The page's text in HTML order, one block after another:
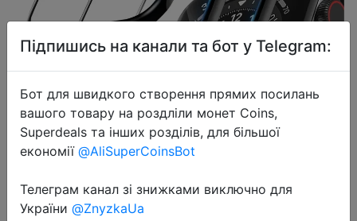
Screen Protector For Apple Watch
38MM 40MM 42MM 44MM 41MM
Підпишись на канали та бот у Telegram:
Бот для швидкого створення прямих посилань
вашого товару на роздліли монет Coins,
Superdeals та інших розділів, для більшої
економії @AliSuperCoinsBot
Телеграм канал зі знижками виключно для
України @ZnyzkaUa